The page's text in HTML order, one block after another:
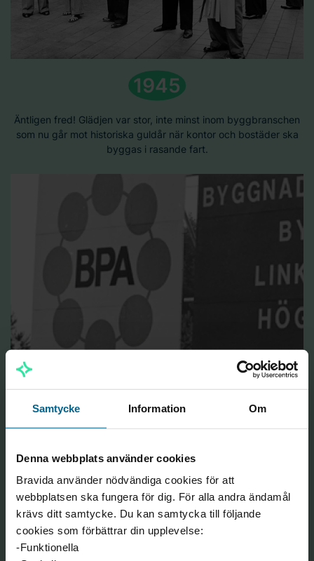
Samtycke Information Om
Denna webbplats använder cookies
Bravida använder nödvändiga cookies för att
webbplatsen ska fungera för dig. För alla andra ändamål
krävs ditt samtycke. Du kan samtycka till följande
cookies som förbättrar din upplevelse:
-Funktionella
1945
Äntligen fred! Glädjen var stor, inte minst inom byggbranschen
som nu går mot historiska guldår när kontor och bostäder ska
byggas i rasande fart.
1956
Riksbyggens produktions AB byter namn till Byggfackens